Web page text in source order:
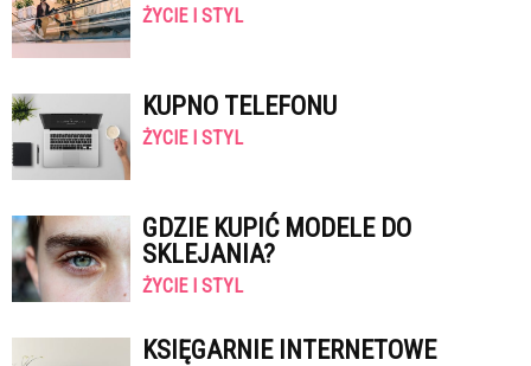
ŻYCIE I STYL
KUPNO TELEFONU
ŻYCIE I STYL
GDZIE KUPIĆ MODELE DO
SKLEJANIA?
ŻYCIE I STYL
KSIĘGARNIE INTERNETOWE